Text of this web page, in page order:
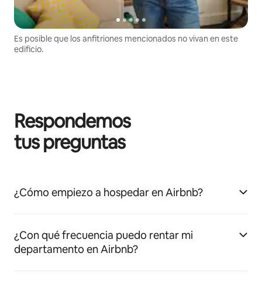
Es posible que los anfitriones mencionados no vivan en este
edificio.
Respondemos
tus preguntas
¿Cómo empiezo a hospedar en Airbnb?
¿Con qué frecuencia puedo rentar mi
departamento en Airbnb?